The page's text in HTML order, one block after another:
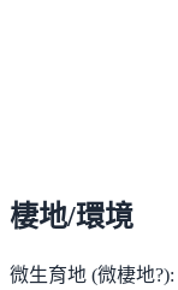
棲地/環境
微生育地 (微棲地?):